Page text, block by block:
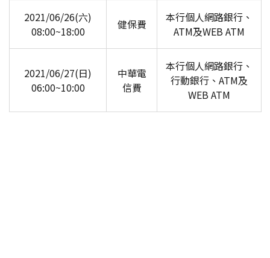
2021/06/26(六)
08:00~18:00
健保費
本行個人網路銀行、
ATM及WEB ATM
2021/06/27(日)
06:00~10:00
中華電
信費
本行個人網路銀行、
行動銀行、ATM及
WEB ATM